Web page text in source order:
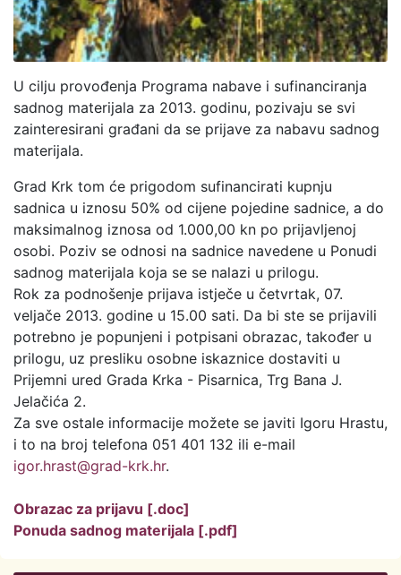
U cilju provođenja Programa nabave i sufinanciranja
sadnog materijala za 2013. godinu, pozivaju se svi
zainteresirani građani da se prijave za nabavu sadnog
materijala.
Grad Krk tom će prigodom sufinancirati kupnju
sadnica u iznosu 50% od cijene pojedine sadnice, a do
maksimalnog iznosa od 1.000,00 kn po prijavljenoj
osobi. Poziv se odnosi na sadnice navedene u Ponudi
sadnog materijala koja se se nalazi u prilogu.
Rok za podnošenje prijava istječe u četvrtak, 07.
veljače 2013. godine u 15.00 sati. Da bi ste se prijavili
potrebno je popunjeni i potpisani obrazac, također u
prilogu, uz presliku osobne iskaznice dostaviti u
Prijemni ured Grada Krka - Pisarnica, Trg Bana J.
Jelačića 2.
Za sve ostale informacije možete se javiti Igoru Hrastu,
i to na broj telefona 051 401 132 ili e-mail
igor.hrast@grad-krk.hr.
Obrazac za prijavu [.doc]
Ponuda sadnog materijala [.pdf]